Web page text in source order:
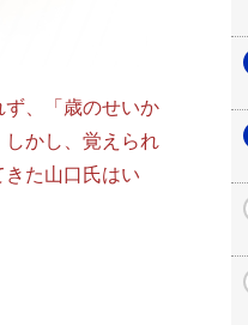
、「歳のせいか
かし、覚えられ
た山口氏はい